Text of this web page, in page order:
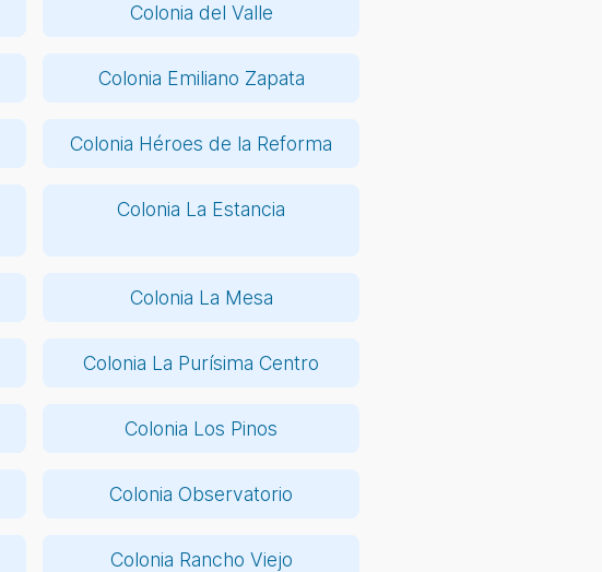
Colonia del Valle
Colonia Emiliano Zapata
Colonia Héroes de la Reforma
Colonia La Estancia
Colonia La Mesa
Colonia La Purísima Centro
Colonia Los Pinos
Colonia Observatorio
Colonia Rancho Viejo